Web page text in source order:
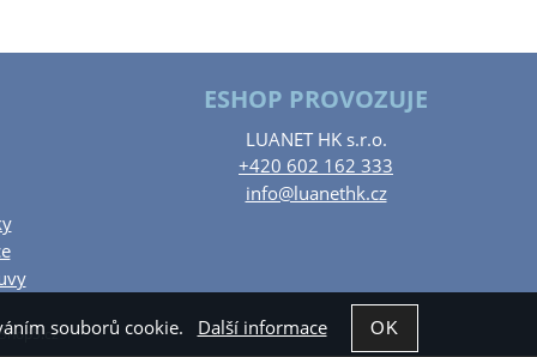
ESHOP PROVOZUJE
LUANET HK s.r.o.
+420 602 162 333
info@luanethk.cz
souborů cookie. Další informace